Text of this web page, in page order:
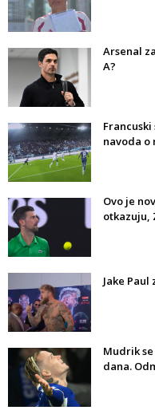
Arsenal
A?
navoda o
Ovo je
otkazuju,
Jake Paul
Mudrik
dana.